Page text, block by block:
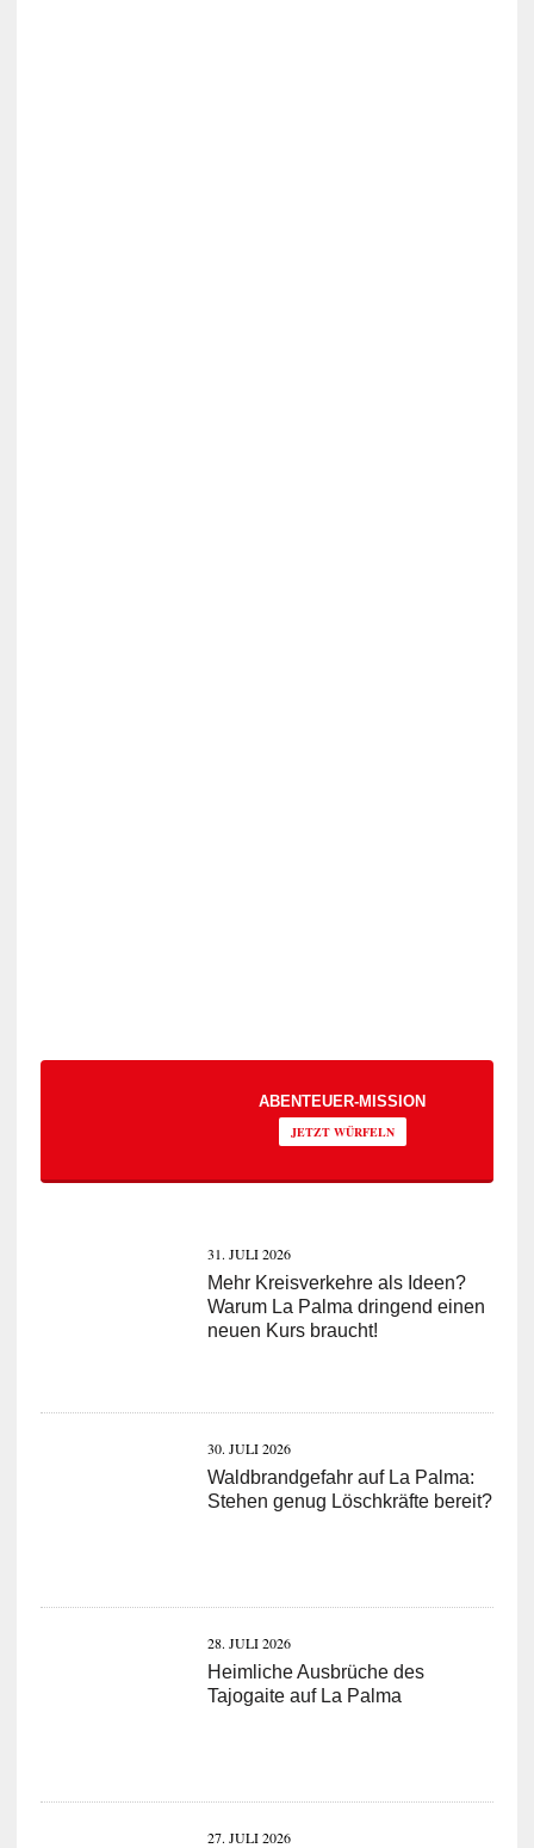
ABENTEUER-MISSION
JETZT WÜRFELN
31. JULI 2026
Mehr Kreisverkehre als Ideen?
Warum La Palma dringend einen
neuen Kurs braucht!
30. JULI 2026
Waldbrandgefahr auf La Palma:
Stehen genug Löschkräfte bereit?
28. JULI 2026
Heimliche Ausbrüche des
Tajogaite auf La Palma
27. JULI 2026